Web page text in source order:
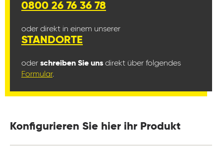
0800 26 76 36 78
oder direkt in einem unserer
STANDORTE
oder schreiben Sie uns direkt über folgendes
Formular.
Konfigurieren Sie hier ihr Produkt